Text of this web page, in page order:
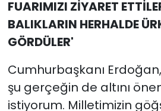
FUARIMIZI ZİYARET
BALIKLARIN HERHALDE
GÖRDÜLER'
Cumhurbaşkanı
şu gerçeğin de altını
istiyorum. Milletimizin